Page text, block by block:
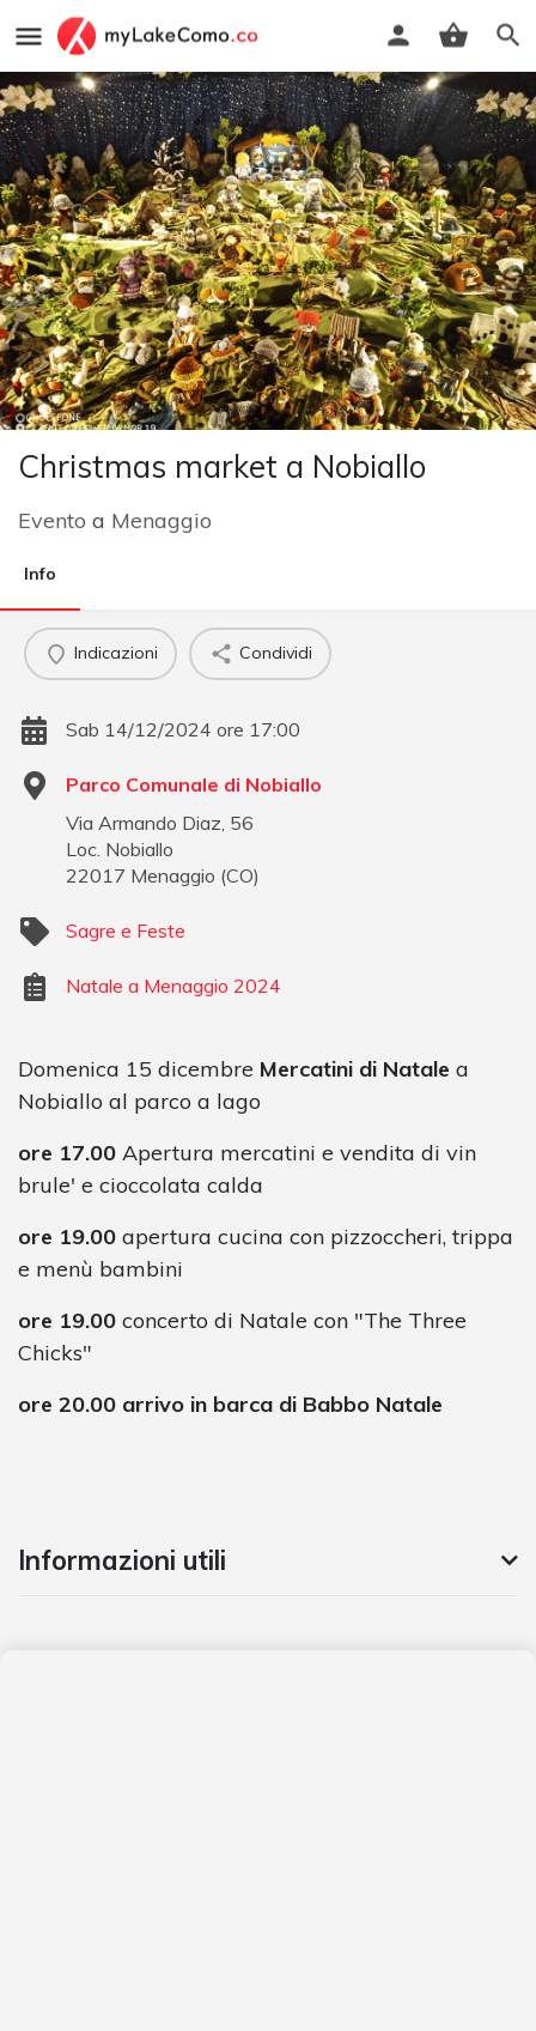
Christmas market a Nobiallo
Evento a Menaggio
Info
Indicazioni Condividi
Sab 14/12/2024 ore 17:00
Parco Comunale di Nobiallo
Via Armando Diaz, 56
Loc. Nobiallo
22017 Menaggio (CO)
Sagre e Feste
Natale a Menaggio 2024
Domenica 15 dicembre Mercatini di Natale a
Nobiallo al parco a lago
ore 17.00 Apertura mercatini e vendita di vin
brule' e cioccolata calda
ore 19.00 apertura cucina con pizzoccheri, trippa
e menù bambini
ore 19.00 concerto di Natale con "The Three
Chicks"
ore 20.00 arrivo in barca di Babbo Natale
Informazioni utili